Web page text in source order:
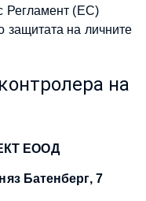
Регламент (ЕС)
защитата на личните
на
ЕООД
Батенберг, 7